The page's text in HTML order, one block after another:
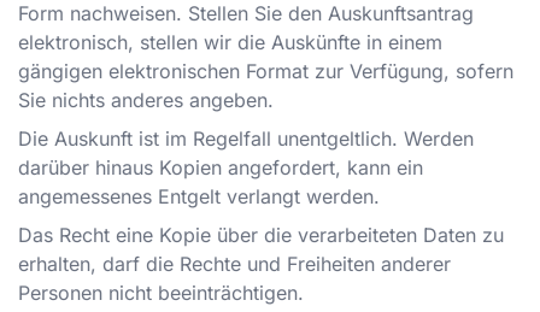
Form nachweisen. Stellen Sie den Auskunftsantrag
elektronisch, stellen wir die Auskünfte in einem
gängigen elektronischen Format zur Verfügung, sofern
Sie nichts anderes angeben.
Die Auskunft ist im Regelfall unentgeltlich. Werden
darüber hinaus Kopien angefordert, kann ein
angemessenes Entgelt verlangt werden.
Das Recht eine Kopie über die verarbeiteten Daten zu
erhalten, darf die Rechte und Freiheiten anderer
Personen nicht beeinträchtigen.